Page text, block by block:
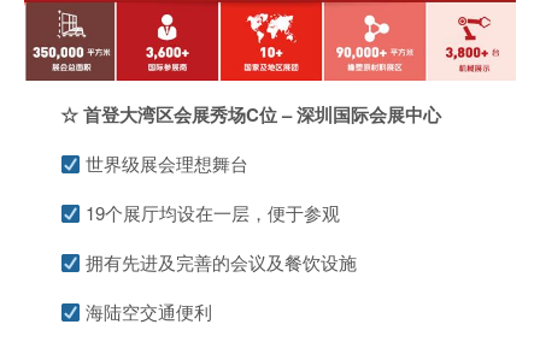
☆首登大湾区会展秀场C位–深圳国际会展中心
世界级展会理想舞台
19个展厅均设在一层，便于参观
拥有先进及完善的会议及餐饮设施
海陆空交通便利